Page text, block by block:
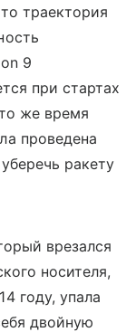
траектория
9
при стартах
же время
проведена
ракету
врезался
носителя,
году, упала
двойную